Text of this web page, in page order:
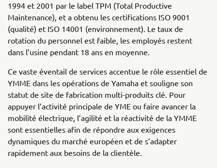
1994 et 2001 par le label TPM (Total Productive
Maintenance), et a obtenu les certifications ISO 9001
(qualité) et ISO 14001 (environnement). Le taux de
rotation du personnel est faible, les employés restent
dans l’usine pendant 18 ans en moyenne.
Ce vaste éventail de services accentue le rôle essentiel de
YMME dans les opérations de Yamaha et souligne son
statut de site de fabrication multi-produits clé. Pour
appuyer l’activité principale de YME ou faire avancer la
mobilité électrique, l’agilité et la réactivité de la YMME
sont essentielles afin de répondre aux exigences
dynamiques du marché européen et de s’adapter
rapidement aux besoins de la clientèle.